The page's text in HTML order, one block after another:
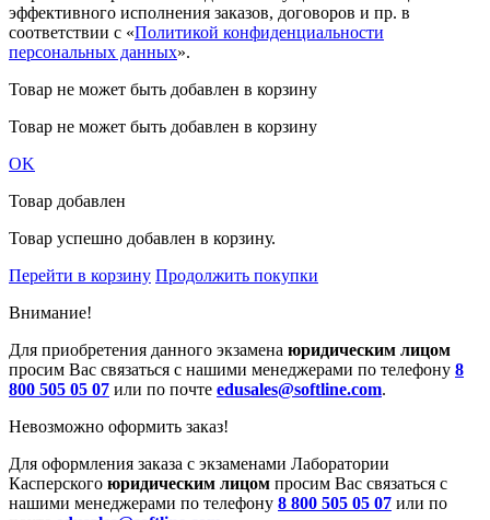
эффективного исполнения заказов, договоров и пр. в
соответствии с «Политикой конфиденциальности
персональных данных».
Товар не может быть добавлен в корзину
Товар не может быть добавлен в корзину
OK
Товар добавлен
Товар успешно добавлен в корзину.
Перейти в корзину Продолжить покупки
Внимание!
Для приобретения данного экзамена юридическим лицом
просим Вас связаться с нашими менеджерами по телефону 8
800 505 05 07 или по почте edusales@softline.com.
Невозможно оформить заказ!
Для оформления заказа с экзаменами Лаборатории
Касперского юридическим лицом просим Вас связаться с
нашими менеджерами по телефону 8 800 505 05 07 или по